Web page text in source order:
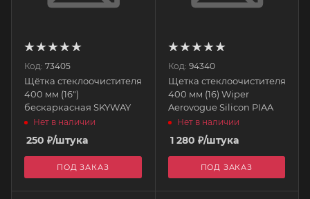
Код: 73405
Щётка стеклоочистителя
400 мм (16")
бескаркасная SKYWAY
Нет в наличии
250 ₽/штука
ПОД ЗАКАЗ
Код: 94340
Щетка стеклоочистителя
400 мм (16) Wiper
Aerovogue Silicon PIAA
Нет в наличии
1 280 ₽/штука
ПОД ЗАКАЗ